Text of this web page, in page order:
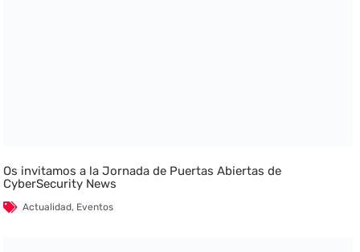
Os invitamos a la Jornada de Puertas Abiertas de
CyberSecurity News
Actualidad, Eventos